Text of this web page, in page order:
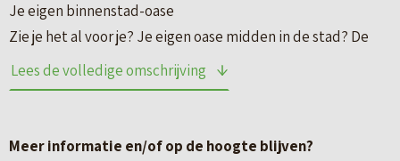
Je eigen binnenstad-oase
Zie je het al voor je? Je eigen oase midden in de stad? De
appartementen in Het Warenhuis krijgen een aanzicht dat
past bij de historische charme van de stad, maar wel met
Lees de volledige omschrijving
Meer informatie en/of op de hoogte blijven?